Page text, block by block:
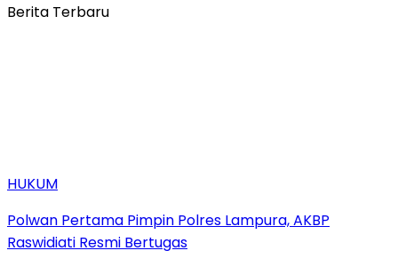
Berita Terbaru
HUKUM
Polwan Pertama Pimpin Polres Lampura, AKBP
Raswidiati Resmi Bertugas